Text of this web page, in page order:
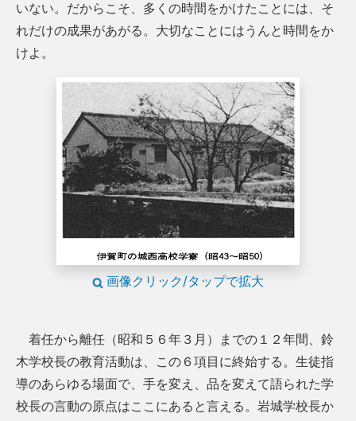
いない。だからこそ、多くの時間をかけたことには、そ
れだけの成果があがる。大切なことにはうんと時間をか
けよ。
画像クリック/タップで拡大
着任から離任（昭和５６年３月）までの１２年間、鈴
木学校長の教育活動は、この６項目に終始する。生徒指
導のあらゆる場面で、手を変え、品を変えて語られた学
校長の言動の原点はここにあると言える。岩城学校長か